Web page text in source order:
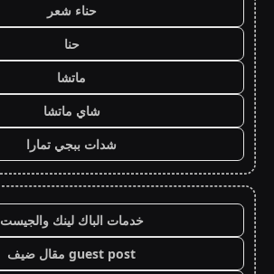
حناء شعر
حنا
ماتشا
شاي ماتشا
شدات ببجي تمارا
خدمات الباك لينك والجيست
guest post مقال ضيف